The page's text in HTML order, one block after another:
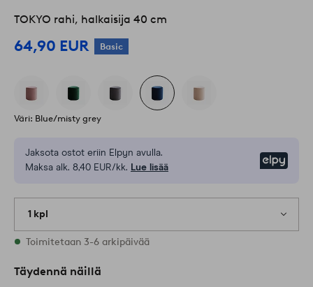
TOKYO rahi, halkaisija 40 cm
64,90 EUR Basic
Väri: Blue/misty grey
Jaksota ostot eriin Elpyn avulla.
Maksa alk. 8,40 EUR/kk. Lue lisää
1 kpl
Varastossa
Toimitetaan 3-6 arkipäivää
Täydennä näillä